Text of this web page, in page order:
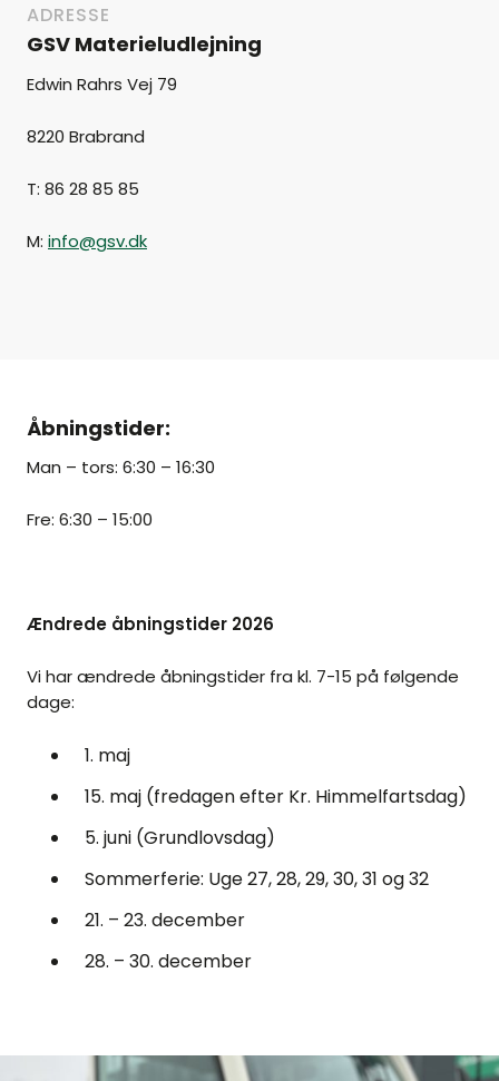
ADRESSE
GSV Materieludlejning
Edwin Rahrs Vej 79
8220 Brabrand
T: 86 28 85 85
M: info@gsv.dk
Åbningstider:
Man – tors: 6:30 – 16:30
Fre: 6:30 – 15:00
Ændrede åbningstider 2026
Vi har ændrede åbningstider fra kl. 7-15 på følgende
dage:
1. maj
15. maj (fredagen efter Kr. Himmelfartsdag)
5. juni (Grundlovsdag)
Sommerferie: Uge 27, 28, 29, 30, 31 og 32
21. – 23. december
28. – 30. december